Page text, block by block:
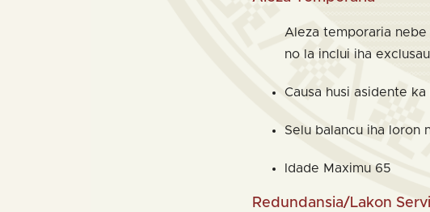
Aleza temporaria
no la inclui iha
Causa husi asidente
Selu balancu iha loron
Idade Maximu 65
Redundansia/Lakon